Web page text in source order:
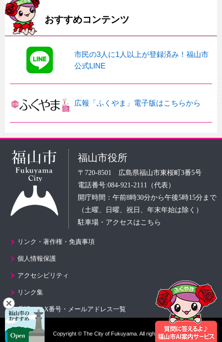
おすすめコンテンツ
市民の3人に1人以上が登録済み！福山市
公式LINE
広報「ふくやま」電子版はこちらから
福山市役所
〒720-8501 広島県福山市東桜町3番5号
電話番号:084-921-2111（代表）
開庁時間：午前8時30分から午後5時15分まで
（土曜、日曜、祝日、年末年始は除く）
駐車場・アクセスはこちら
リンク・著作権・免責事項
個人情報保護
アクセシビリティ
リンク集
電話・FAX番号・メールアドレス一覧
Copyright © The City of Fukuyama. All rights reserved.